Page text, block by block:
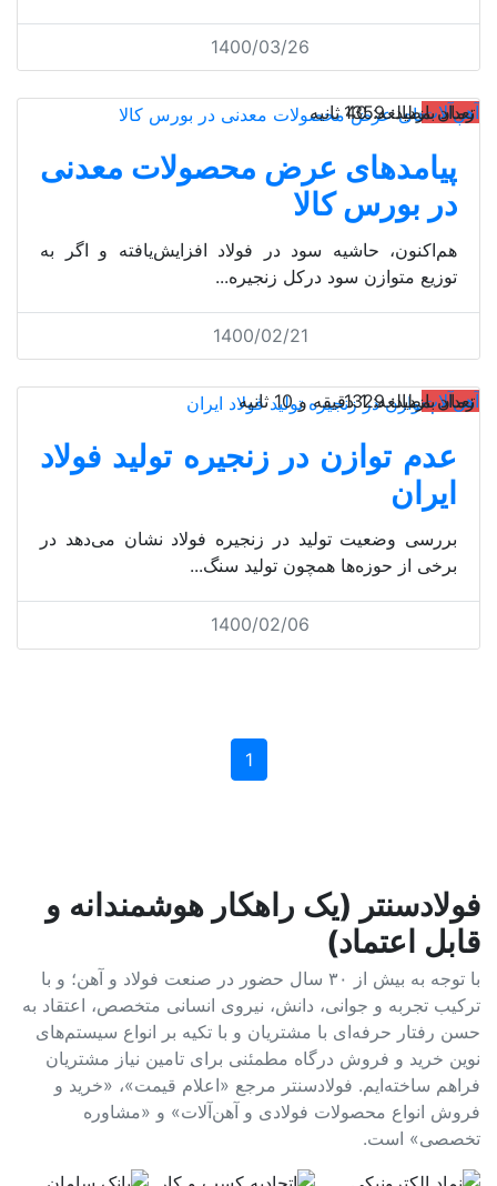
1400/03/26
آهن‌آلات
زمان مطالعه: 40 ثانیه
تعداد بازدید: 1359
پیامدهای عرض محصولات معدنی
در بورس کالا
هم‌اکنون، حاشیه سود در فولاد افزایش‌یافته و اگر به
توزیع متوازن سود درکل زنجیره...
1400/02/21
آهن‌آلات
زمان مطالعه: 1 دقیقه و 10 ثانیه
تعداد بازدید: 1329
عدم توازن در زنجیره تولید فولاد
ایران
بررسی وضعیت تولید در زنجیره فولاد نشان می‌دهد در
برخی از حوزه‌ها همچون تولید سنگ...
1400/02/06
1
فولادسنتر (یک راهکار هوشمندانه و
قابل اعتماد)
با توجه به بیش از ۳۰ سال حضور در صنعت فولاد و آهن؛ و با
ترکیب تجربه و جوانی، دانش، نیروی انسانی متخصص، اعتقاد به
حسن رفتار حرفه‌ای با مشتریان و با تکیه بر انواع سیستم‌های
نوین خرید و فروش درگاه مطمئنی برای تامین نیاز مشتریان
فراهم ساخته‌ایم. فولادسنتر مرجع «اعلام قیمت»، «خرید و
فروش انواع محصولات فولادی و آهن‌آلات» و «مشاوره
تخصصی» است.